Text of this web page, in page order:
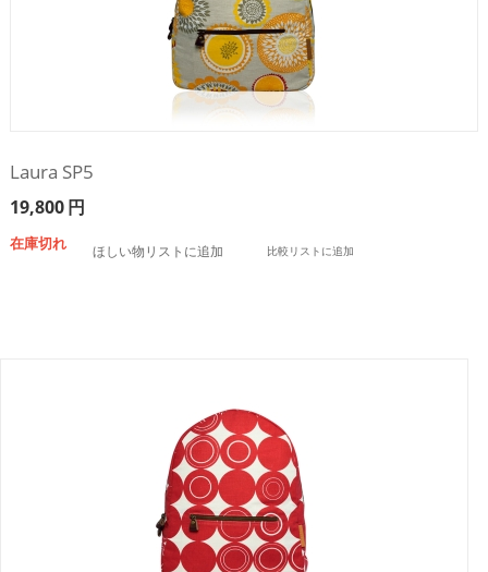
Laura SP5
19,800円
在庫切れ ほしい物リストに追加 比較リストに追加